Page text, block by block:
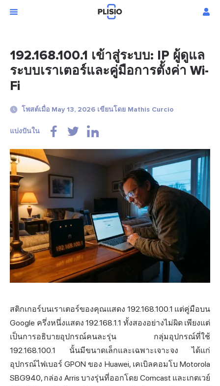
192.168.100.1 เข้าสู่ระบบ: IP ผู้ดูแล
ระบบเราเตอร์และคู่มือการตั้งค่า Wi-
Fi
โพสต์เมื่อ May 13, 2026 เขียนโดย Mathis Curcio
แบ่งปันใน
สติกเกอร์บนเราเตอร์ของคุณแสดง 192.168.100.1 แต่คู่มือบน
Google ครึ่งหนึ่งแสดง 192.168.1.1 ทั้งสองอย่างไม่ผิด เพียงแต่
เป็นการอธิบายอุปกรณ์คนละรุ่น กลุ่มอุปกรณ์ที่ใช้
192.168.100.1 นั้นมีขนาดเล็กและเฉพาะเจาะจง ได้แก่
อุปกรณ์ไฟเบอร์ GPON ของ Huawei, เคเบิลคอมโบ Motorola
SBG940, กล่อง Arris บางรุ่นที่ออกโดย Comcast และเกตเวย์